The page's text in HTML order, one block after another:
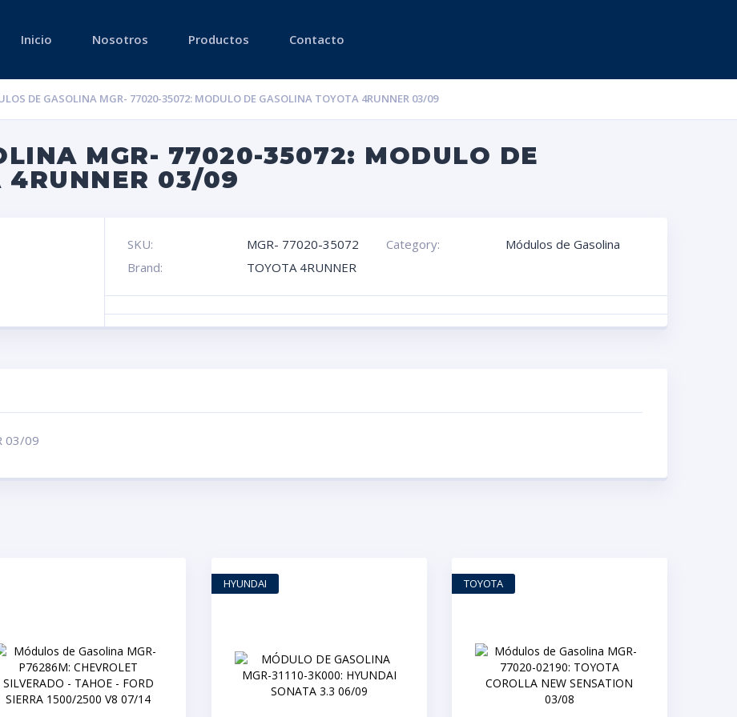
Inicio Nosotros Productos Contacto
DE GASOLINA MGR- 77020-35072: MODULO DE GASOLINA TOYOTA 4RUNNER 03/09
MGR- 77020-35072: MODULO DE
4RUNNER 03/09
SKU: MGR- 77020-35072 Category:
Módulos de Gasolina
Brand:
TOYOTA 4RUNNER
03/09
HYUNDAI TOYOTA